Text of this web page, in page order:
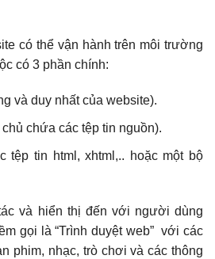
có thể vận hành trên môi trường
có 3 phần chính:
và duy nhất của website).
chứa các tệp tin nguồn).
tệp tin html, xhtml,.. hoặc một bộ
và hiển thị đến với người dùng
gọi là “Trình duyệt web” với các
phim, nhạc, trò chơi và các thông